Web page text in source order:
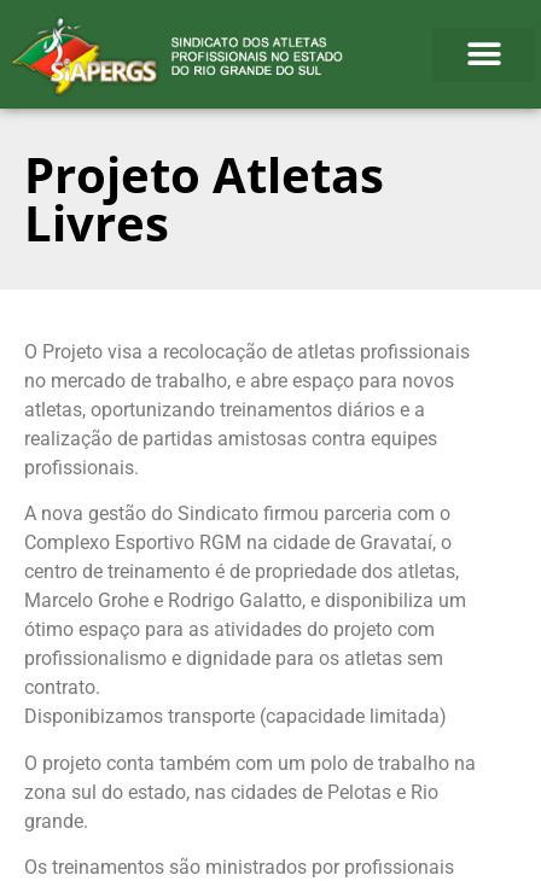
Projeto Atletas
Livres
O Projeto visa a recolocação de atletas profissionais
no mercado de trabalho, e abre espaço para novos
atletas, oportunizando treinamentos diários e a
realização de partidas amistosas contra equipes
profissionais.
A nova gestão do Sindicato firmou parceria com o
Complexo Esportivo RGM na cidade de Gravataí, o
centro de treinamento é de propriedade dos atletas,
Marcelo Grohe e Rodrigo Galatto, e disponibiliza um
ótimo espaço para as atividades do projeto com
profissionalismo e dignidade para os atletas sem
contrato.
Disponibizamos transporte (capacidade limitada)
O projeto conta também com um polo de trabalho na
zona sul do estado, nas cidades de Pelotas e Rio
grande.
Os treinamentos são ministrados por profissionais